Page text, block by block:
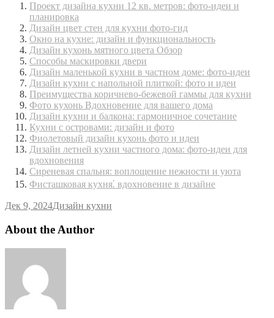
Проект дизайна кухни 12 кв. метров: фото-идеи и
планировка
Дизайн цвет стен для кухни фото-гид
Окно на кухне: дизайн и функциональность
Дизайн кухонь мятного цвета Обзор
Способы маскировки двери
Дизайн маленькой кухни в частном доме: фото-идеи
Дизайн кухни с напольной плиткой: фото и идеи
Преимущества коричнево-бежевой гаммы для кухни
Фото кухонь Вдохновение для вашего дома
Дизайн кухни и балкона: гармоничное сочетание
Кухни с островами: дизайн и фото
Фиолетовый дизайн кухонь фото и идеи
Дизайн летней кухни частного дома: фото-идеи для
вдохновения
Сиреневая спальня: воплощение нежности и уюта
Фисташковая кухня⁚ вдохновение в дизайне
Дек 9, 2024Дизайн кухни
About the Author